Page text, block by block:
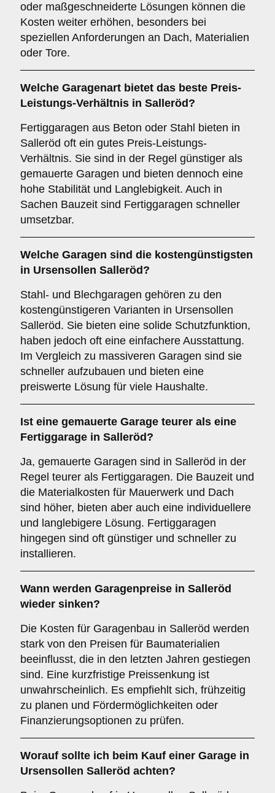
oder maßgeschneiderte Lösungen können die
Kosten weiter erhöhen, besonders bei
speziellen Anforderungen an Dach, Materialien
oder Tore.
Welche Garagenart bietet das beste Preis-
Leistungs-Verhältnis in Salleröd?
Fertiggaragen aus Beton oder Stahl bieten in
Salleröd oft ein gutes Preis-Leistungs-
Verhältnis. Sie sind in der Regel günstiger als
gemauerte Garagen und bieten dennoch eine
hohe Stabilität und Langlebigkeit. Auch in
Sachen Bauzeit sind Fertiggaragen schneller
umsetzbar.
Welche Garagen sind die kostengünstigsten
in Ursensollen Salleröd?
Stahl- und Blechgaragen gehören zu den
kostengünstigeren Varianten in Ursensollen
Salleröd. Sie bieten eine solide Schutzfunktion,
haben jedoch oft eine einfachere Ausstattung.
Im Vergleich zu massiveren Garagen sind sie
schneller aufzubauen und bieten eine
preiswerte Lösung für viele Haushalte.
Ist eine gemauerte Garage teurer als eine
Fertiggarage in Salleröd?
Ja, gemauerte Garagen sind in Salleröd in der
Regel teurer als Fertiggaragen. Die Bauzeit und
die Materialkosten für Mauerwerk und Dach
sind höher, bieten aber auch eine individuellere
und langlebigere Lösung. Fertiggaragen
hingegen sind oft günstiger und schneller zu
installieren.
Wann werden Garagenpreise in Salleröd
wieder sinken?
Die Kosten für Garagenbau in Salleröd werden
stark von den Preisen für Baumaterialien
beeinflusst, die in den letzten Jahren gestiegen
sind. Eine kurzfristige Preissenkung ist
unwahrscheinlich. Es empfiehlt sich, frühzeitig
zu planen und Fördermöglichkeiten oder
Finanzierungsoptionen zu prüfen.
Worauf sollte ich beim Kauf einer Garage in
Ursensollen Salleröd achten?